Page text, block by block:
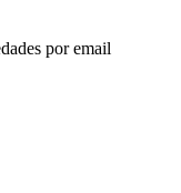
por email